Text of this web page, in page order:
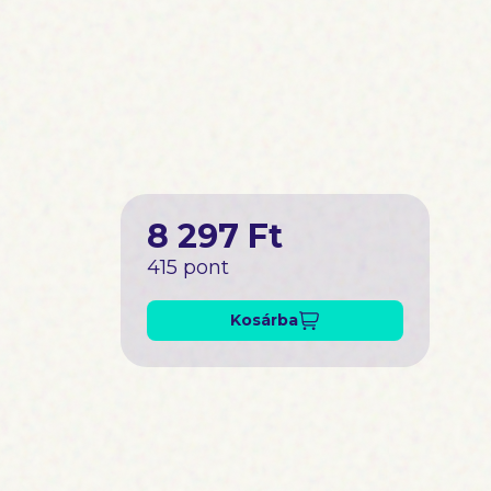
8 297 Ft
415 pont
Kosárba